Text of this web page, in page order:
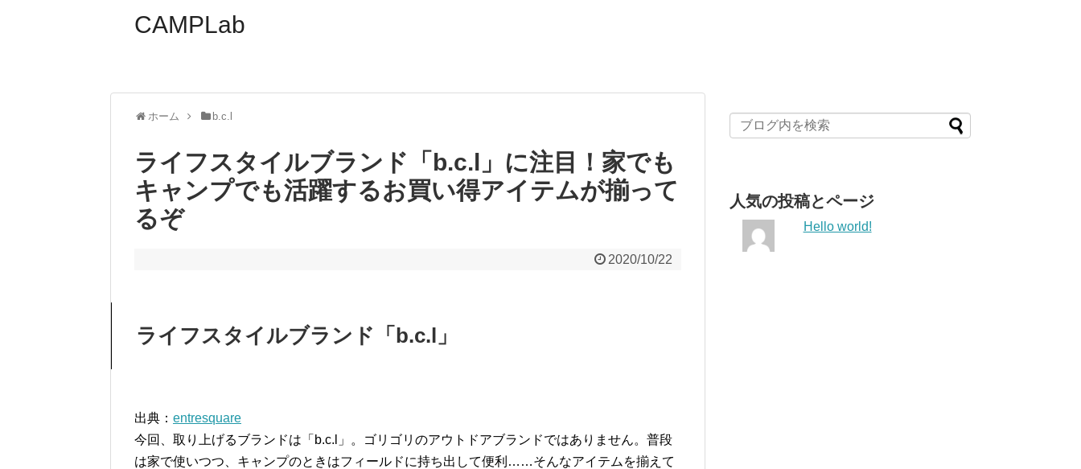
CAMPLab
ホーム b.c.l
ライフスタイルブランド「b.c.l」に注目！家でも
キャンプでも活躍するお買い得アイテムが揃って
るぞ
2020/10/22
ライフスタイルブランド「b.c.l」
出典： entresquare
今回、取り上げるブランドは「b.c.l」。ゴリゴリのアウトドアブランドではありません。普段
は家で使いつつ、キャンプのときはフィールドに持ち出して便利……そんなアイテムを揃えて
人気の投稿とページ
Hello world!